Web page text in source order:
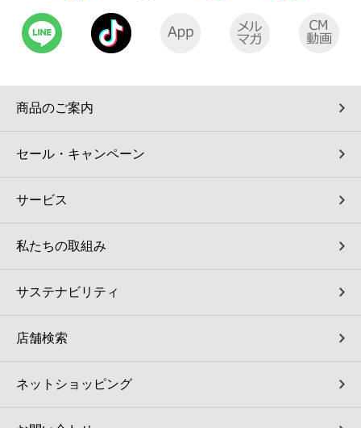
商品のご案内
セール・キャンペーン
サービス
私たちの取組み
サステナビリティ
店舗検索
ネットショッピング